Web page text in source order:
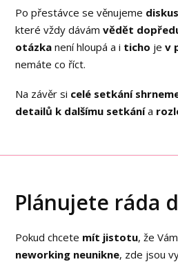
Po přestávce se věnujeme
které vždy dávámvědět
otázka není hloupá a i ticho jev
nemáte co říct.
Na závěr si celé setkání
detailů k dalšímu setkánía
Plánujete ráda
Pokud chcete mít jistotu, že
neworking neunikne, zde jsou